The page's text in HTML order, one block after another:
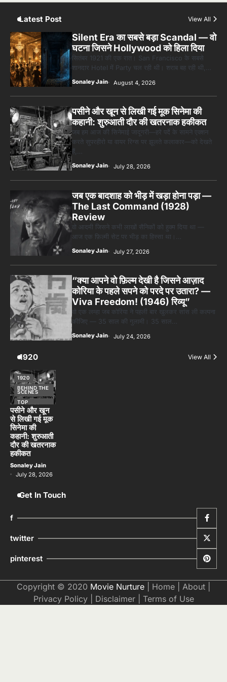
Latest Post View All
Silent Era का सबसे बड़ा Scandal — वो
घटना जिसने Hollywood को हिला दिया
सितंबर 1921 की एक रात। San Francisco के सबसे
शानदार Hotel में Party चल रही थी। शराब बह रही थी,…
Sonaley Jain August 4, 2026
पसीने और खून से लिखी गई मूक सिनेमा की
कहानी: शुरुआती दौर की खतरनाक हकीकत
जब हम आज की सिनेमाई जादूगरी—हरे पर्दे के सामने एक्शन
करते सुपरहीरो या वायर रिग्स पर झूलते कलाकार—को देखते
हैं,…
Sonaley Jain July 28, 2026
जब एक बादशाह को भीड़ में खड़ा होना पड़ा —
The Last Command (1928)
Review
वो आदमी जिसने कभी लाखों सैनिकों को हुक्म दिया था —
आज एक फ़िल्मी सेट पर भीड़ का हिस्सा था।…
Sonaley Jain July 27, 2026
“क्या आपने वो फ़िल्म देखी है जिसने आज़ाद
कोरिया के पहले सपने को परदे पर उतारा? —
Viva Freedom! (1946) रिव्यू”
वो एक लम्हा जब कोरिया ने पहली बार खुलकर सांस ली कल्पना
कीजिए — 35 साल की गुलामी। 35 साल…
Sonaley Jain July 24, 2026
1920 View All
1920
BEHIND THE
SCENES
TOP
STORIES
पसीने और खून
से लिखी गई मूक
सिनेमा की
कहानी: शुरुआती
दौर की खतरनाक
हकीकत
Sonaley Jain
July 28, 2026
Get In Touch
f
twitter
pinterest
Copyright © 2020 Movie Nurture Home About
Privacy Policy| Disclaimer| Terms of Use